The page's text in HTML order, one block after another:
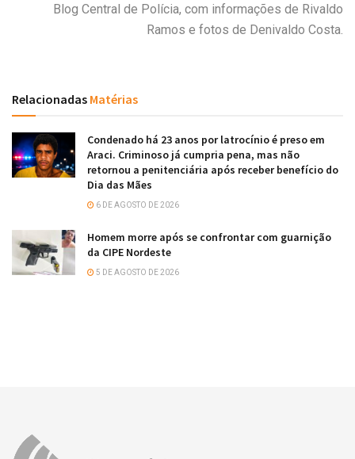
Blog Central de Polícia, com informações de Rivaldo
Ramos e fotos de Denivaldo Costa.
Relacionadas Matérias
Condenado há 23 anos por latrocínio é preso em
Araci. Criminoso já cumpria pena, mas não
retornou a penitenciária após receber benefício do
Dia das Mães
6 DE AGOSTO DE 2026
Homem morre após se confrontar com guarnição
da CIPE Nordeste
5 DE AGOSTO DE 2026